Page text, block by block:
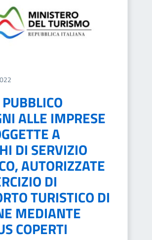
ALLE IMPRESE
A
DI SERVIZIO
AUTORIZZATE
DI
TURISTICO DI
MEDIANTE
COPERTI